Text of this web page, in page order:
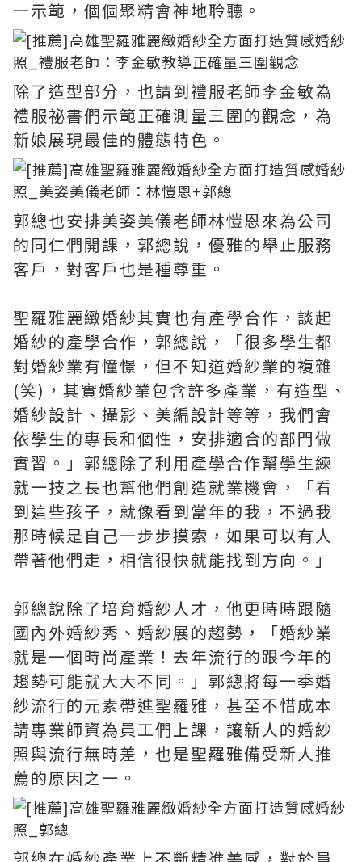
一示範，個個聚精會神地聆聽。
除了造型部分，也請到禮服老師李金敏為
禮服祕書們示範正確測量三圍的觀念，為
新娘展現最佳的體態特色。
郭總也安排美姿美儀老師林愷恩來為公司
的同仁們開課，郭總說，優雅的舉止服務
客戶，對客戶也是種尊重。
聖羅雅麗緻婚紗其實也有產學合作，談起
婚紗的產學合作，郭總說，「很多學生都
對婚紗業有憧憬，但不知道婚紗業的複雜
(笑)，其實婚紗業包含許多產業，有造型、
婚紗設計、攝影、美編設計等等，我們會
依學生的專長和個性，安排適合的部門做
實習。」郭總除了利用產學合作幫學生練
就一技之長也幫他們創造就業機會，「看
到這些孩子，就像看到當年的我，不過我
那時候是自己一步步摸索，如果可以有人
帶著他們走，相信很快就能找到方向。」
郭總說除了培育婚紗人才，他更時時跟隨
國內外婚紗秀、婚紗展的趨勢，「婚紗業
就是一個時尚產業！去年流行的跟今年的
趨勢可能就大大不同。」郭總將每一季婚
紗流行的元素帶進聖羅雅，甚至不惜成本
請專業師資為員工們上課，讓新人的婚紗
照與流行無時差，也是聖羅雅備受新人推
薦的原因之一。